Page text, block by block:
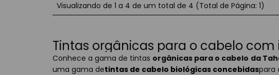
Tintas orgânicas para o cabelo
Conhece a gama de tintas orgânicas para o cabelo da
uma gama detintas de cabelo biológicas concebidaspara
Visualizando de 1 a 4 de um total de 4 (Total de Página: 1)